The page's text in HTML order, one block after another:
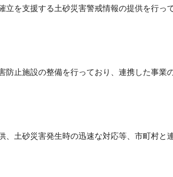
立を支援する土砂災害警戒情報の提供を行っ
防止施設の整備を行っており、連携した事業
、土砂災害発生時の迅速な対応等、市町村と